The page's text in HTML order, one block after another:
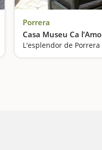
Porrera
Casa Museu Ca
L'esplendor de Porrera